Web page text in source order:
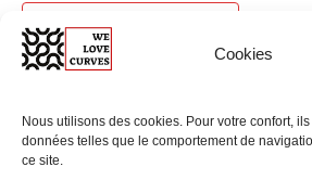
Cookies
Nous utilisons des cookies. Pour votre confort,
données telles que le comportement de
ce site.
Add to calendar
RELATED EVENTS